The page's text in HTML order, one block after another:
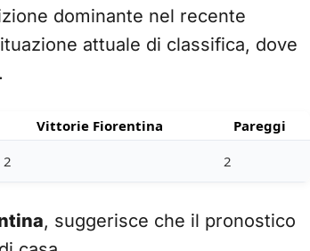
dominante nel recente
attuale di classifica, dove
Vittorie Fiorentina
Pareggi
2 2
, suggerisce che il pronostico